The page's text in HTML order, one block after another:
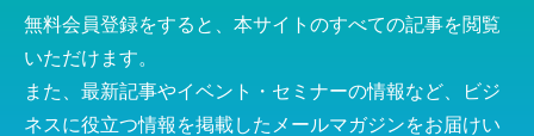
無料会員登録をすると、本サイトのすべての記事を閲覧
いただけます。
また、最新記事やイベント・セミナーの情報など、ビジ
ネスに役立つ情報を掲載したメールマガジンをお届けい